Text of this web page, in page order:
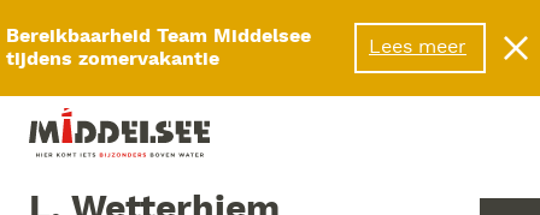
Bereikbaarheid Team Middelsee
tijdens zomervakantie
Lees meer
Menu